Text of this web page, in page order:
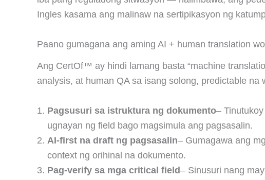
Ingles kasama ang malinaw na sertipikasyon ng
Paano gumagana ang aming AI + human translation
Ang CertOf™ ay hindi lamang basta “machine
analysis, at human QA sa isang solong, predictable na
Pagsusuri sa istruktura ng dokumento–
ugnayan ng field bago magsimula ang pagsasalin.
AI-first na draft ng pagsasalin– Gumagawa ang
context ng orihinal na dokumento.
Pag-verify sa mga critical field– Sinusuri nang